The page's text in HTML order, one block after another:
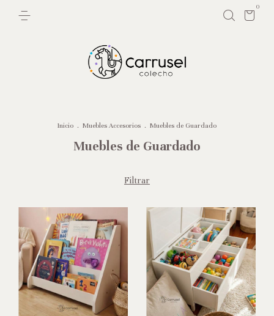
0
Inicio . Muebles Accesorios . Muebles de Guardado
Muebles de Guardado
Filtrar